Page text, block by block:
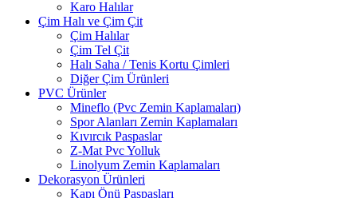
Karo Halılar
Çim Halı ve Çim Çit
Çim Halılar
Çim Tel Çit
Halı Saha / Tenis Kortu Çimleri
Diğer Çim Ürünleri
PVC Ürünler
Mineflo (Pvc Zemin Kaplamaları)
Spor Alanları Zemin Kaplamaları
Kıvırcık Paspaslar
Z-Mat Pvc Yolluk
Linolyum Zemin Kaplamaları
Dekorasyon Ürünleri
Kapı Önü Paspasları